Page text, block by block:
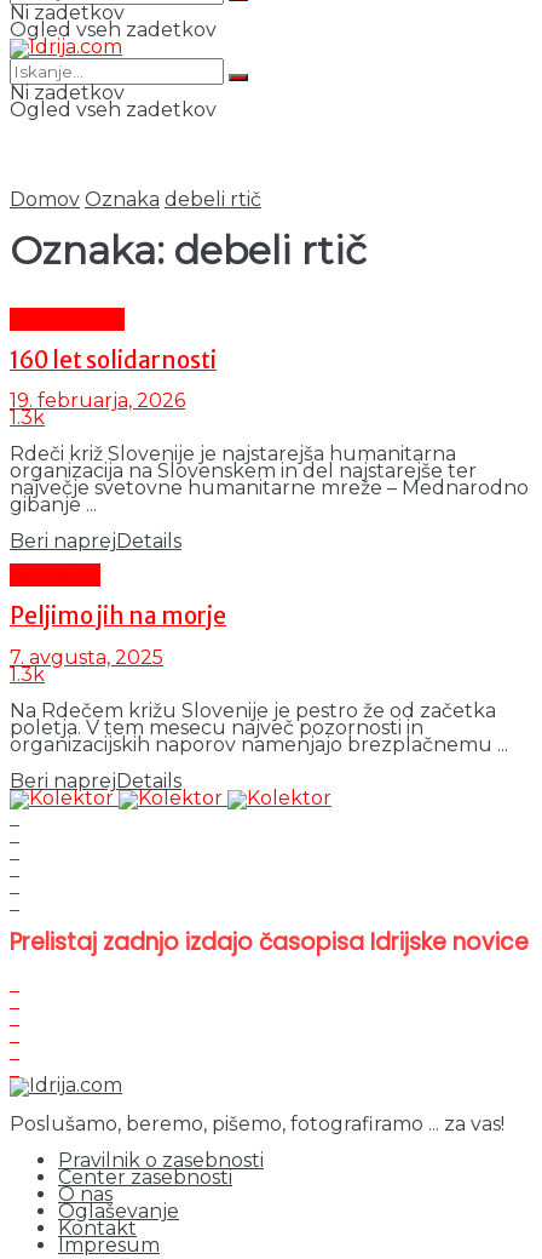
Ni zadetkov
Ogled vseh zadetkov
Ni zadetkov
Ogled vseh zadetkov
Domov Oznaka debeli rtič
Oznaka: debeli rtič
160 let solidarnosti
19. februarja, 2026
1.3k
Rdeči križ Slovenije je najstarejša humanitarna
organizacija na Slovenskem in del najstarejše ter
največje svetovne humanitarne mreže – Mednarodno
gibanje ...
Beri naprej Details
Peljimo jih na morje
7. avgusta, 2025
1.3k
Na Rdečem križu Slovenije je pestro že od začetka
poletja. V tem mesecu največ pozornosti in
organizacijskih naporov namenjajo brezplačnemu ...
Beri naprejDetails
Prelistaj zadnjo izdajo časopisa Idrijske novice
Poslušamo, beremo, pišemo, fotografiramo ... za vas!
Pravilnik o zasebnosti
Center zasebnosti
O nas
Oglaševanje
Kontakt
Impresum